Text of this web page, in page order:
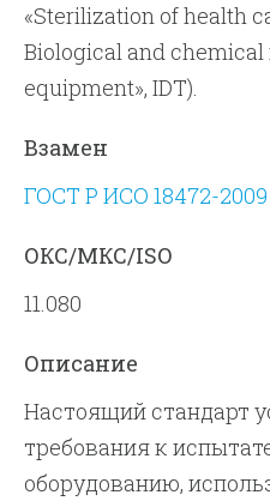
«Sterilization of health
Biological and
equipment», IDT).
Взамен
ГОСТ Р ИСО 18472-2009
ОКС/МКС/ISO
11.080
Описание
Настоящий стандарт
требования к
оборудованию,